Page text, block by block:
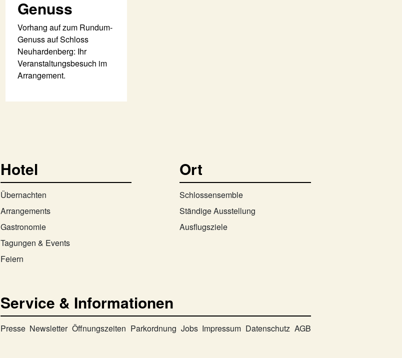
Genuss
Vorhang auf zum Rundum-
Genuss auf Schloss
Neuhardenberg: Ihr
Veranstaltungsbesuch im
Arrangement.
Hotel
Übernachten
Arrangements
Gastronomie
Tagungen & Events
Feiern
Ort
Schlossensemble
Ständige Ausstellung
Ausflugsziele
Service & Informationen
Presse Newsletter Öffnungszeiten Parkordnung Jobs Impressum Datenschutz AGB